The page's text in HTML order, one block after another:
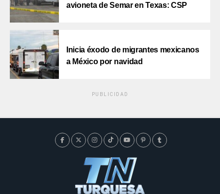
avioneta de Semar en Texas: CSP
Inicia éxodo de migrantes mexicanos
a México por navidad
PUBLICIDAD